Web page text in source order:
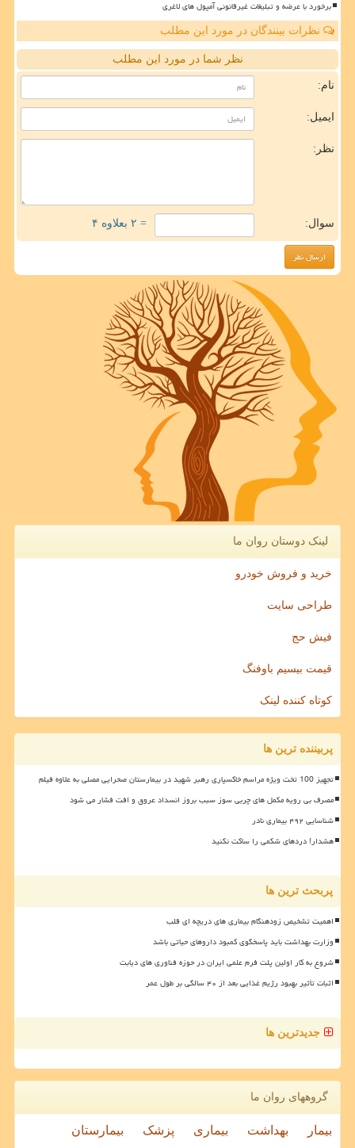
برخورد با عرضه و تبلیغات غیرقانونی آمپول های لاغری
نظرات بینندگان در مورد این مطلب
نظر شما در مورد این مطلب
نام:
ایمیل:
نظر:
سوال: = ۲ بعلاوه ۴
لینک دوستان روان ما
خرید و فروش خودرو
طراحی سایت
فیش حج
قیمت بیسیم باوفنگ
کوتاه کننده لینک
پربیننده ترین ها
تجهیز 100 تخت ویژه مراسم خاکسپاری رهبر شهید در بیمارستان صحرایی مصلی به علاوه فیلم
مصرف بی رویه مکمل های چربی سوز سبب بروز انسداد عروق و افت فشار می شود
شناسایی ۴۹۲ بیماری نادر
هشدار! دردهای شکمی را ساکت نکنید
پربحث ترین ها
اهمیت تشخیص زودهنگام بیماری های دریچه ای قلب
وزارت بهداشت باید پاسخگوی کمبود داروهای حیاتی باشد
شروع به کار اولین پلت فرم علمی ایران در حوزه فناوری های دیابت
اثبات تأثیر بهبود رژیم غذایی بعد از ۴۰ سالگی بر طول عمر
جدیدترین ها
گروههای روان ما
بیمار بهداشت بیماری پزشک بیمارستان